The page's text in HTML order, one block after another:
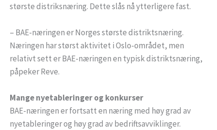
største distriksnæring. Dette slås nå ytterligere fast.
– BAE-næringen er Norges største distriktsnæring.
Næringen har størst aktivitet i Oslo-området, men
relativt sett er BAE-næringen en typisk distriktsnæring,
påpeker Reve.
Mange nyetableringer og konkurser
BAE-næringen er fortsatt en næring med høy grad av
nyetableringer og høy grad av bedriftsavviklinger.